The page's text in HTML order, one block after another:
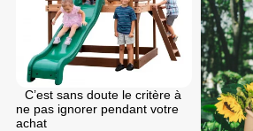
C’est sans doute le critère à
ne pas ignorer pendant votre
achat